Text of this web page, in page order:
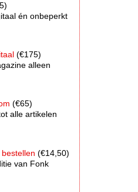
én onbeperkt
(€175)
alleen
(€65)
alle artikelen
(€14,50)
van Fonk